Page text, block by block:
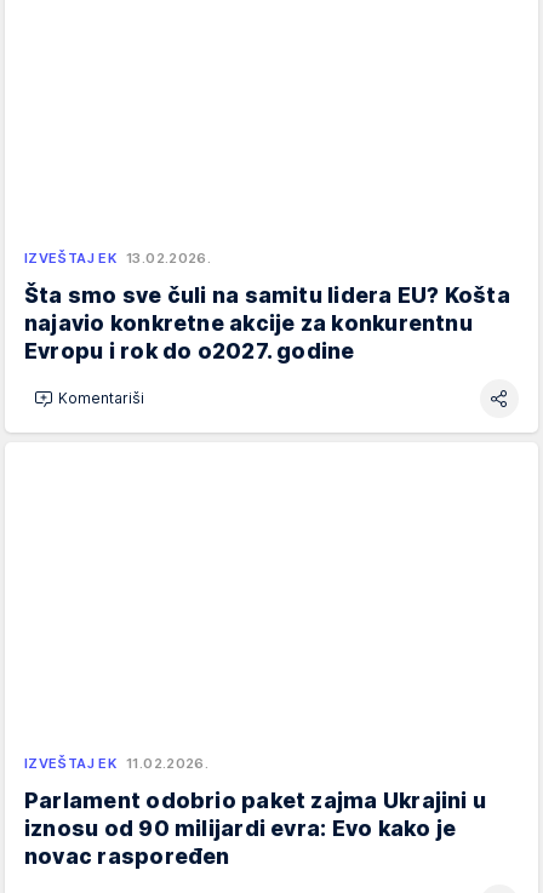
IZVEŠTAJ EK 13.02.2026.
Šta smo sve čuli na samitu lidera EU? Košta
najavio konkretne akcije za konkurentnu
Evropu i rok do o2027. godine
Komentariši
IZVEŠTAJ EK 11.02.2026.
Parlament odobrio paket zajma Ukrajini u
iznosu od 90 milijardi evra: Evo kako je
novac raspoređen